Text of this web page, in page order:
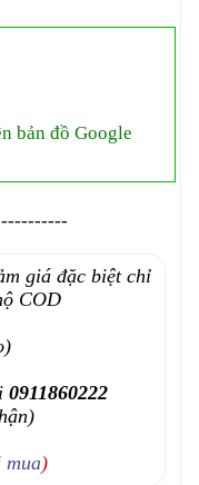
bản đồ Google
giá đặc biệt chỉ
COD
0911860222
mua)